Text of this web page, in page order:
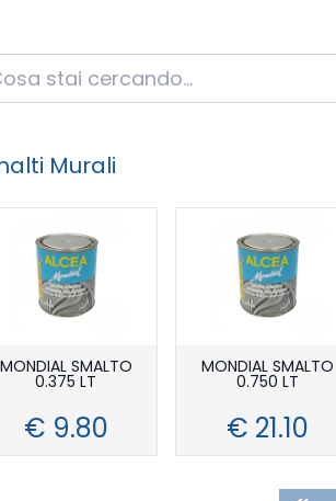
MONDIAL SMALTO
0.375 LT
€ 9.80
MONDIAL SMALTO
0.750 LT
€ 21.10
Murali